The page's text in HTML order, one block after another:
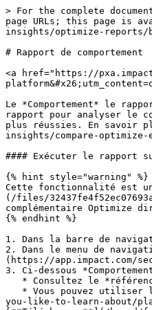
> For the complete documentation index, see [llms.txt](https://help.impact.com/llms.txt). Markdown versions of documentation pages are available by appending `.md` to page URLs; this page is available as [Markdown](https://help.impact.com/brand/fr/what-would-you-like-to-learn-about/platform-features/cross-channel-performance-insights/optimize-reports/behavior-report.md).

# Rapport de comportement

<a href="https://pxa.impact.com/student/activity/2860074-micro-top-5-optimize-reports-for-brands?utm_source=app.impact.com&#x26;utm_medium=owned-platform&#x26;utm_content=opt-351-1&#x26;utm_campaign=help-center" class="button primary">Suivez le cours PXA</a>

Le *Comportement* le rapport affiche des données agrégées au niveau client par *Niveau d’insights*, comme les partenaires, les publicités ou les accords. Utilisez ce rapport pour analyser le comportement de conversion des clients. Il vous aide à identifier quels points de contact génèrent les conversions les plus rapides et les plus réussies. En savoir plus sur [Optimize Essentials et Pro](/brand/fr/what-would-you-like-to-learn-about/platform-features/cross-channel-performance-insights/compare-optimize-essentials-and-pro-tiers.md).

#### Exécuter le rapport sur le comportement

{% hint style="warning" %}
Cette fonctionnalité est uniquement disponible avec